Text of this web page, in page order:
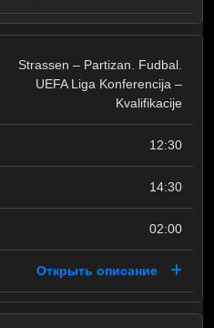
Strassen – Partizan. Fudbal.
UEFA Liga Konferencija –
Kvalifikacije
12:30
14:30
02:00
Открыть описание